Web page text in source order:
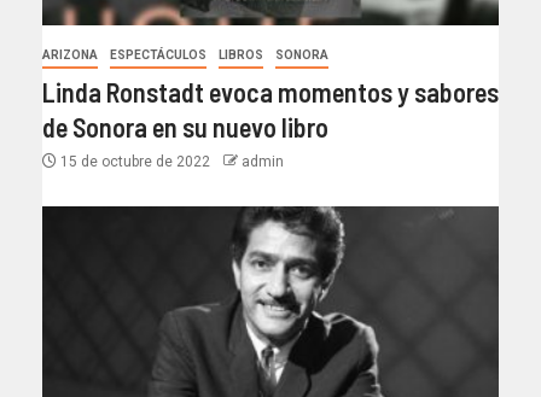
ARIZONA ESPECTÁCULOS LIBROS SONORA
Linda Ronstadt evoca momentos y sabores
de Sonora en su nuevo libro
15 de octubre de 2022 admin